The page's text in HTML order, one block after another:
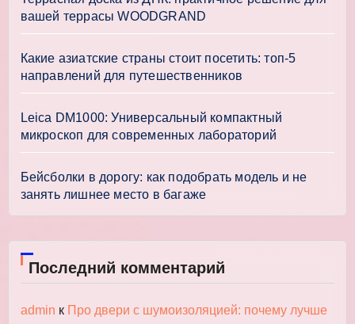
вашей террасы WOODGRAND
Какие азиатские страны стоит посетить: топ-5
направлений для путешественников
Leica DM1000: Универсальный компактный
микроскоп для современных лабораторий
Бейсболки в дорогу: как подобрать модель и не
занять лишнее место в багаже
Последний комментарий
admin к Про двери с шумоизоляцией: почему лучше